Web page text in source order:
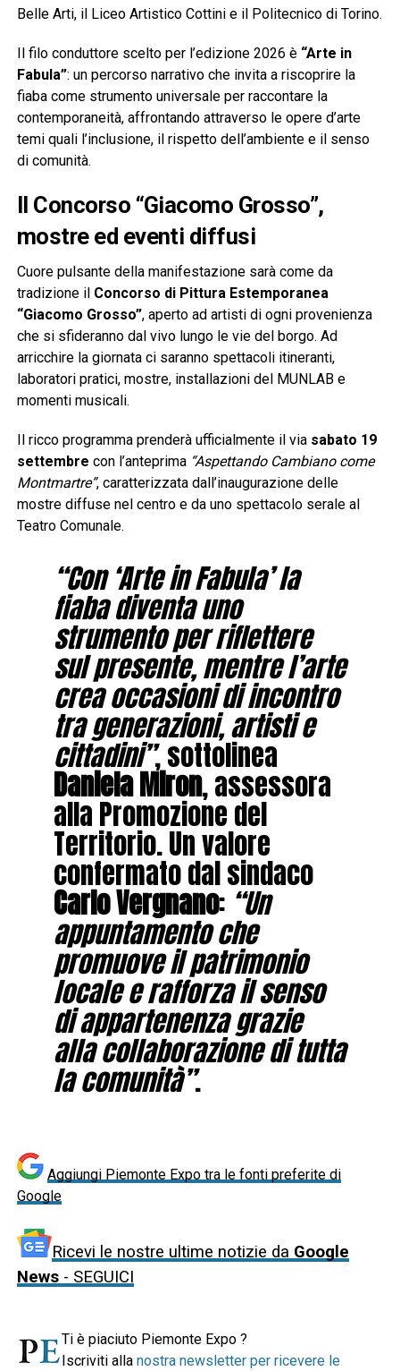
Belle Arti, il Liceo Artistico Cottini e il Politecnico di Torino.
Il filo conduttore scelto per l’edizione 2026 è “Arte in
Fabula”: un percorso narrativo che invita a riscoprire la
fiaba come strumento universale per raccontare la
contemporaneità, affrontando attraverso le opere d’arte
temi quali l’inclusione, il rispetto dell’ambiente e il senso
di comunità.
Il Concorso “Giacomo Grosso”,
mostre ed eventi diffusi
Cuore pulsante della manifestazione sarà come da
tradizione il Concorso di Pittura Estemporanea
“Giacomo Grosso”, aperto ad artisti di ogni provenienza
che si sfideranno dal vivo lungo le vie del borgo. Ad
arricchire la giornata ci saranno spettacoli itineranti,
laboratori pratici, mostre, installazioni del MUNLAB e
momenti musicali.
Il ricco programma prenderà ufficialmente il via sabato 19
settembre con l’anteprima “Aspettando Cambiano come
Montmartre”, caratterizzata dall’inaugurazione delle
mostre diffuse nel centro e da uno spettacolo serale al
Teatro Comunale.
“Con ‘Arte in Fabula’ la
fiaba diventa uno
strumento per riflettere
sul presente, mentre l’arte
crea occasioni di incontro
tra generazioni, artisti e
cittadini”, sottolinea
Daniela Miron, assessora
alla Promozione del
Territorio. Un valore
confermato dal sindaco
Carlo Vergnano: “Un
appuntamento che
promuove il patrimonio
locale e rafforza il senso
di appartenenza grazie
alla collaborazione di tutta
la comunità”.
Aggiungi Piemonte Expo tra le fonti preferite di
Google
Ricevi le nostre ultime notizie da Google
News- SEGUICI
Ti è piaciuto Piemonte Expo ?
Iscriviti alla nostra newsletter per ricevere le